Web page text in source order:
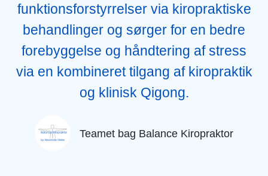
funktionsforstyrrelser via kiropraktiske
behandlinger og sørger for en bedre
forebyggelse og håndtering af stress
via en kombineret tilgang af kiropraktik
og klinisk Qigong.
Teamet bag Balance Kiropraktor